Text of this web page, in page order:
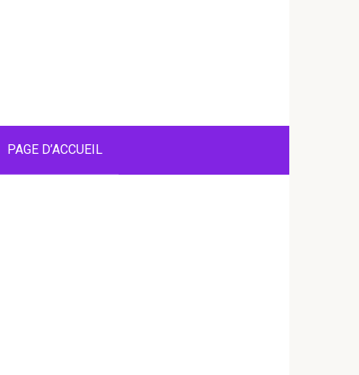
PAGE D’ACCUEIL